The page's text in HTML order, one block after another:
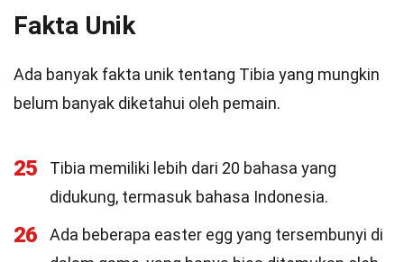
Fakta Unik
Ada banyak fakta unik tentang Tibia yang mungkin
belum banyak diketahui oleh pemain.
25
Tibia memiliki lebih dari 20 bahasa yang
didukung, termasuk bahasa Indonesia.
26
Ada beberapa easter egg yang tersembunyi di